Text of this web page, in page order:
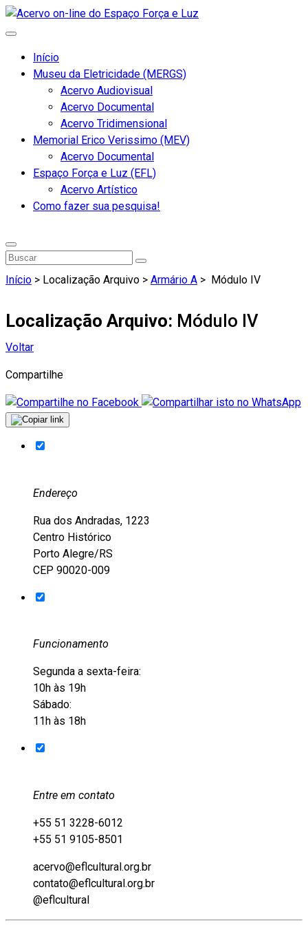
Início
Museu da Eletricidade (MERGS)
Acervo Audiovisual
Acervo Documental
Acervo Tridimensional
Memorial Erico Verissimo (MEV)
Acervo Documental
Espaço Força e Luz (EFL)
Acervo Artístico
Como fazer sua pesquisa!
Início > Localização Arquivo > Armário A > Módulo IV
Localização Arquivo: Módulo IV
Voltar
Compartilhe
Endereço
Rua dos Andradas, 1223
Centro Histórico
Porto Alegre/RS
CEP 90020-009
Funcionamento
Segunda a sexta-feira:
10h às 19h
Sábado:
11h às 18h
Entre em contato
+55 51 3228-6012
+55 51 9105-8501
acervo@eflcultural.org.br
contato@eflcultural.org.br
@eflcultural